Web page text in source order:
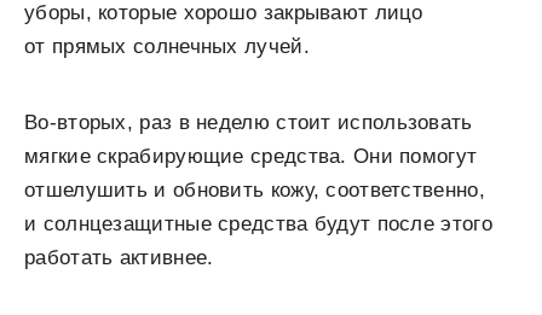
уборы, которые хорошо закрывают лицо
от прямых солнечных лучей.
Во-вторых, раз в неделю стоит использовать
мягкие скрабирующие средства. Они помогут
отшелушить и обновить кожу, соответственно,
и солнцезащитные средства будут после этого
работать активнее.